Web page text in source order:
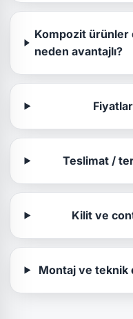
Kompozit ürünler
neden avantajlı?
Teslimat /
Kilit ve
Montaj ve